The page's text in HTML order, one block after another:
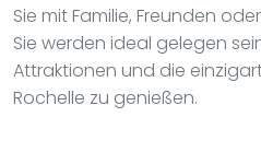
Sie mit Familie, Freunden
Sie werden ideal gelegen
Attraktionen und die
Rochelle zu genießen.